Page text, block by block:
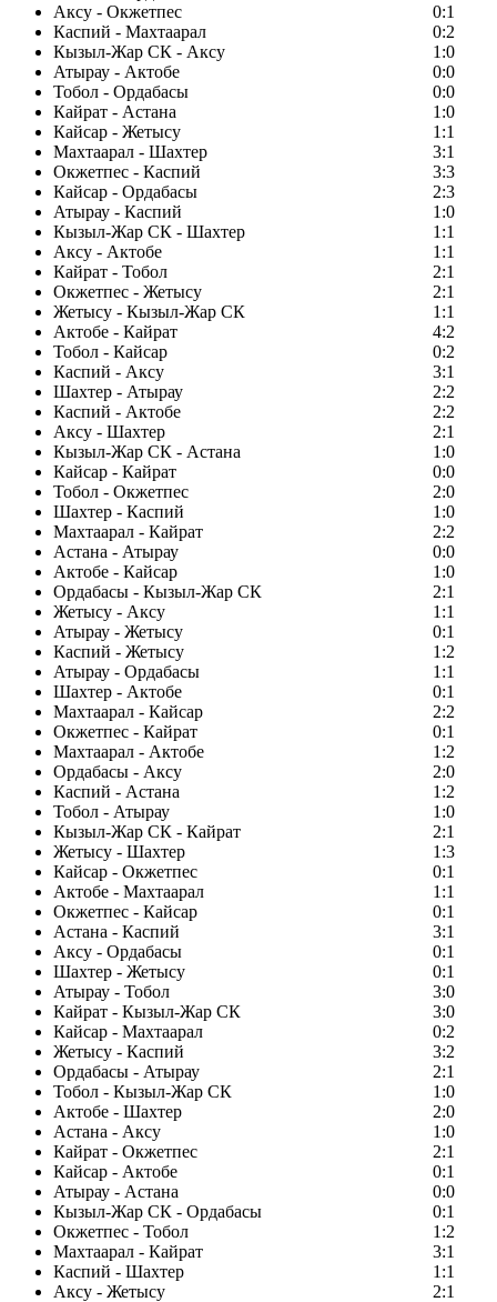
Аксу - Окжетпес
0:1
Каспий - Махтаарал
0:2
Кызыл-Жар СК - Аксу
1:0
Атырау - Актобе
0:0
Тобол - Ордабасы
0:0
Кайрат - Астана
1:0
Кайсар - Жетысу
1:1
Махтаарал - Шахтер
3:1
Окжетпес - Каспий
3:3
Кайсар - Ордабасы
2:3
Атырау - Каспий
1:0
Кызыл-Жар СК - Шахтер
1:1
Аксу - Актобе
1:1
Кайрат - Тобол
2:1
Окжетпес - Жетысу
2:1
Жетысу - Кызыл-Жар СК
1:1
Актобе - Кайрат
4:2
Тобол - Кайсар
0:2
Каспий - Аксу
3:1
Шахтер - Атырау
2:2
Каспий - Актобе
2:2
Аксу - Шахтер
2:1
Кызыл-Жар СК - Астана
1:0
Кайсар - Кайрат
0:0
Тобол - Окжетпес
2:0
Шахтер - Каспий
1:0
Махтаарал - Кайрат
2:2
Астана - Атырау
0:0
Актобе - Кайсар
1:0
Ордабасы - Кызыл-Жар СК
2:1
Жетысу - Аксу
1:1
Атырау - Жетысу
0:1
Каспий - Жетысу
1:2
Атырау - Ордабасы
1:1
Шахтер - Актобе
0:1
Махтаарал - Кайсар
2:2
Окжетпес - Кайрат
0:1
Махтаарал - Актобе
1:2
Ордабасы - Аксу
2:0
Каспий - Астана
1:2
Тобол - Атырау
1:0
Кызыл-Жар СК - Кайрат
2:1
Жетысу - Шахтер
1:3
Кайсар - Окжетпес
0:1
Актобе - Махтаарал
1:1
Окжетпес - Кайсар
0:1
Астана - Каспий
3:1
Аксу - Ордабасы
0:1
Шахтер - Жетысу
0:1
Атырау - Тобол
3:0
Кайрат - Кызыл-Жар СК
3:0
Кайсар - Махтаарал
0:2
Жетысу - Каспий
3:2
Ордабасы - Атырау
2:1
Тобол - Кызыл-Жар СК
1:0
Актобе - Шахтер
2:0
Астана - Аксу
1:0
Кайрат - Окжетпес
2:1
Кайсар - Актобе
0:1
Атырау - Астана
0:0
Кызыл-Жар СК - Ордабасы
0:1
Окжетпес - Тобол
1:2
Махтаарал - Кайрат
3:1
Каспий - Шахтер
1:1
Аксу - Жетысу
2:1